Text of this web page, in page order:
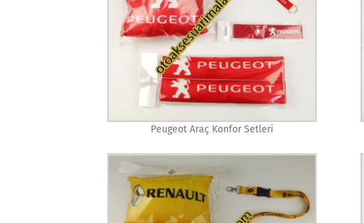
Peugeot Araç Konfor Setleri